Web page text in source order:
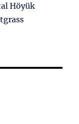
Höyük